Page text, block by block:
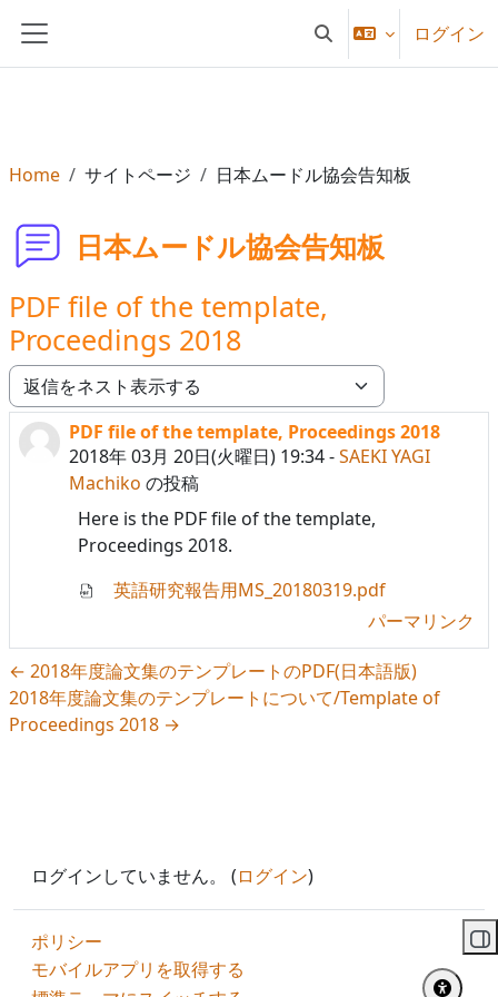
サイドパネル 検索入力に切り替える
ログイン
Home サイトページ 日本ムードル協会告知板
日本ムードル協会告知板
PDF file of the template,
Proceedings 2018
表示モード
PDF file of the template, Proceedings 2018
2018年 03月 20日(火曜日) 19:34-SAEKI YAGI
Machiko の投稿
返信数: 0
Here is the PDF file of the template,
Proceedings 2018.
英語研究報告用MS_20180319.pdf
パーマリンク
← 2018年度論文集のテンプレートのPDF(日本語版)
2018年度論文集のテンプレートについて/Template of
Proceedings 2018 →
ログインしていません。 (ログイン)
ポリシー
モバイルアプリを取得する